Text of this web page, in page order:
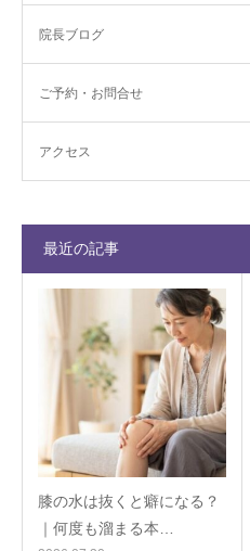
院長ブログ
ご予約・お問合せ
アクセス
最近の記事
膝の水は抜くと癖になる？
｜何度も溜まる本…